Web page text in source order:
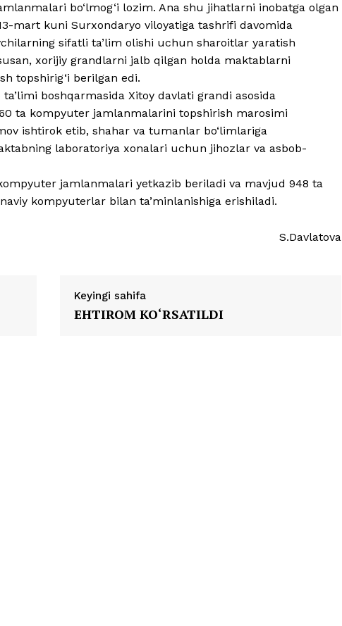
bo‘lmog‘i lozim. Ana shu jihatlarni inobatga olgan
mart kuni Surxondaryo viloyatiga tashrifi davomida
sifatli ta’lim olishi uchun sharoitlar yaratish
xorijiy grandlarni jalb qilgan holda maktablarni
topshirig‘i berilgan edi.
boshqarmasida Xitoy davlati grandi asosida
ta kompyuter jamlanmalarini topshirish marosimi
ishtirok etib, shahar va tumanlar bo‘limlariga
laboratoriya xonalari uchun jihozlar va asbob-
jamlanmalari yetkazib beriladi va mavjud 948 ta
kompyuterlar bilan ta’minlanishiga erishiladi.
S.Davlatova
Keyingi sahifa
EHTIROM KO‘RSATILDI